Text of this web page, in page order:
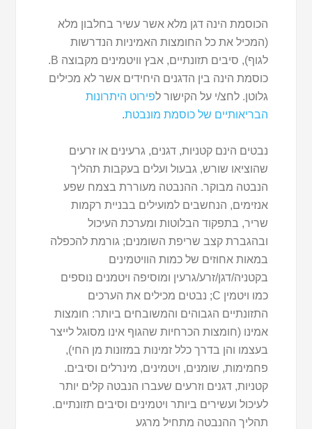
הכוסמת הינה דגן מלא אשר עשיר בחלבון מלא
(המכיל את כל החומצות האמיניות הנדרשות
לגוף), סיבים תזונתיים, אבץ וויטמינים מקבוצה B.
כוסמת הינה בין הדגנים היחידים אשר לא מכילים
גלוטן. לחצ/י על הקישור לפירוט היתרונות
הבריאותיים של כוסמת מונבטת.
נבטים הינם קטניות, דגנים, גרעינים או זרעים
שהוציאו שורש, גבעול ועלים בעקבות תהליך
הנבטה מבוקר. ההנבטה מעוררת בצמח שפע
אנזימים, הנחשבים למועילים בבניית רקמות
שריר, בתפקוד הבלוטות ומערכת העיכול
ובהגברת קצב שריפת השומנים; גורמת להכפלה
במאות אחוזים של כמות הוויטמינים
בקטניה/דגן/זרע/גרעין ומוסיפה ויטמנים נוספים
כמו ויטמין C; נבטים מכילים את הערכים
התזונתיים הגבוהים והמשובחים ביותר: חומצות
אמינו (חומצות הכרחיות שהגוף אינו מסוגל לייצר
בעצמו והן בדרך כלל זמינות במזונות מן החי),
פחמימות, שומנים, ויטמינים, מינרלים וסיבים.
קטניות, דגנים וזרעים שעברו הנבטה קלים יותר
לעיכול ועשירים ביותר ויטמינים וסיבים תזונתיים.
תהליך ההנבטה מתחיל מרגע